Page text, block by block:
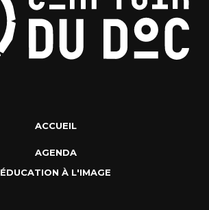
ACCUEIL
AGENDA
ÉDUCATION À L'IMAGE